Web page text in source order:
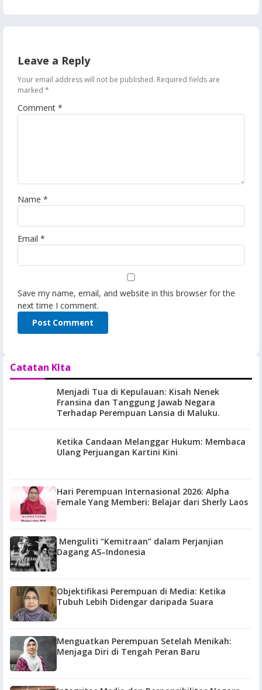
Leave a Reply
Your email address will not be published. Required fields are
marked *
Comment *
Name *
Email *
Save my name, email, and website in this browser for the
next time I comment.
Catatan KIta
Menjadi Tua di Kepulauan: Kisah Nenek
Fransina dan Tanggung Jawab Negara
Terhadap Perempuan Lansia di Maluku.
Ketika Candaan Melanggar Hukum: Membaca
Ulang Perjuangan Kartini Kini
Hari Perempuan Internasional 2026: Alpha
Female Yang Memberi: Belajar dari Sherly Laos
Menguliti “Kemitraan” dalam Perjanjian
Dagang AS–Indonesia
Objektifikasi Perempuan di Media: Ketika
Tubuh Lebih Didengar daripada Suara
Menguatkan Perempuan Setelah Menikah:
Menjaga Diri di Tengah Peran Baru